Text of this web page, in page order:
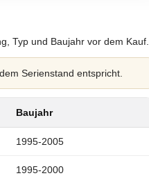
Typ und Baujahr vor dem Kauf.
Serienstand entspricht.
Baujahr
1995-2005
1995-2000